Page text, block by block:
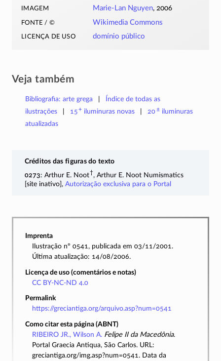
imagem Marie-Lan Nguyen, 2006
fonte / © Wikimedia Commons
licença de uso domínio público
Veja também
Bibliografia: arte grega
Índice de todas as
ilustrações
15+ iluminuras novas 20±iluminuras
atualizadas
Créditos das figuras do texto
0273: Arthur E. Noot†, Arthur E. Noot Numismatics
[site inativo], Autorização exclusiva para o Portal
Imprenta
Ilustração nº 0541, publicada em 03/11/2001.
Última atualização: 14/08/2006.
Licença de uso (comentários e notas)
CC BY-NC-ND 4.0
Permalink
https://greciantiga.org/arquivo.asp?num=0541
Como citar esta página (ABNT)
RIBEIRO JR., Wilson A. Felipe II da Macedônia.
Portal Graecia Antiqua, São Carlos. URL:
greciantiga.org/img.asp?num=0541. Data da